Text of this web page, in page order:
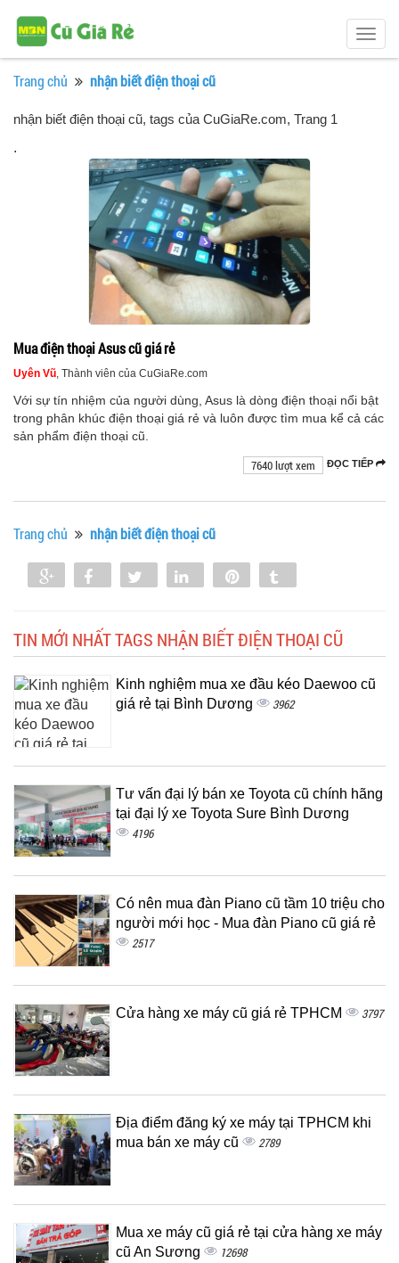
Trang chủ nhận biết điện thoại cũ
nhận biết điện thoại cũ, tags của CuGiaRe.com, Trang 1
.
Mua điện thoại Asus cũ giá rẻ
Uyên Vũ, Thành viên của CuGiaRe.com
Với sự tín nhiệm của người dùng, Asus là dòng điện thoại nổi bật
trong phân khúc điện thoại giá rẻ và luôn được tìm mua kể cả các
sản phẩm điện thoại cũ.
ĐỌC TIẾP
7640 lượt xem
Trang chủ nhận biết điện thoại cũ
Share Share Tweet Share
TIN MỚI NHẤT TAGS NHẬN BIẾT ĐIỆN THOẠI CŨ
Kinh nghiệm mua xe đầu kéo Daewoo cũ
giá rẻ tại Bình Dương
3962
Tư vấn đại lý bán xe Toyota cũ chính hãng
tại đại lý xe Toyota Sure Bình Dương
4196
Có nên mua đàn Piano cũ tầm 10 triệu cho
người mới học - Mua đàn Piano cũ giá rẻ
2517
Cửa hàng xe máy cũ giá rẻ TPHCM 3797
Địa điểm đăng ký xe máy tại TPHCM khi
mua bán xe máy cũ
2789
Mua xe máy cũ giá rẻ tại cửa hàng xe máy
cũ An Sương
12698